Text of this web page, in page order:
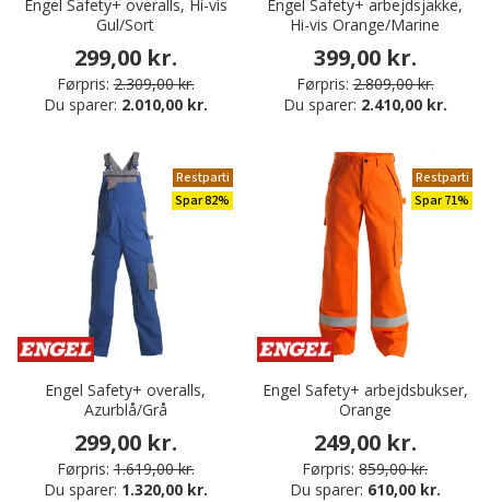
Engel Safety+ overalls, Hi-vis
Gul/Sort
299,00 kr.
Førpris: 2.309,00 kr.
Du sparer: 2.010,00 kr.
Engel Safety+ arbejdsjakke,
Hi-vis Orange/Marine
399,00 kr.
Førpris: 2.809,00 kr.
Du sparer: 2.410,00 kr.
Restparti
Spar 82%
Engel Safety+ overalls,
Azurblå/Grå
299,00 kr.
Førpris: 1.619,00 kr.
Du sparer: 1.320,00 kr.
Restparti
Spar 71%
Engel Safety+ arbejdsbukser,
Orange
249,00 kr.
Førpris: 859,00 kr.
Du sparer: 610,00 kr.